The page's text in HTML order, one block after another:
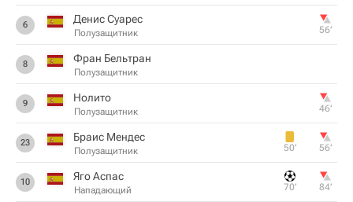
6 Денис Суарес
Полузащитник 56‎’‎
8 Фран Бельтран
Полузащитник
9 Hoлитo
Полузащитник 46‎’‎
23 Браис Мендес
Полузащитник 50‎’‎ 56‎’‎
10 Яго Аспас
Нападающий 70‎’‎ 84‎’‎